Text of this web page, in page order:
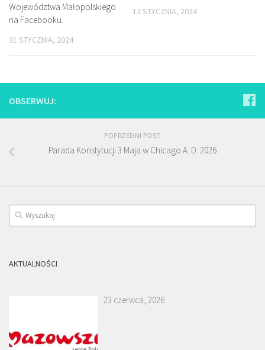
Województwa Małopolskiego
na Facebooku.
31 STYCZNIA, 2024
12 STYCZNIA, 2024
OBSERWUJ:
POPRZEDNI POST
Parada Konstytucji 3 Maja w Chicago A. D. 2026
AKTUALNOŚCI
23 czerwca, 2026